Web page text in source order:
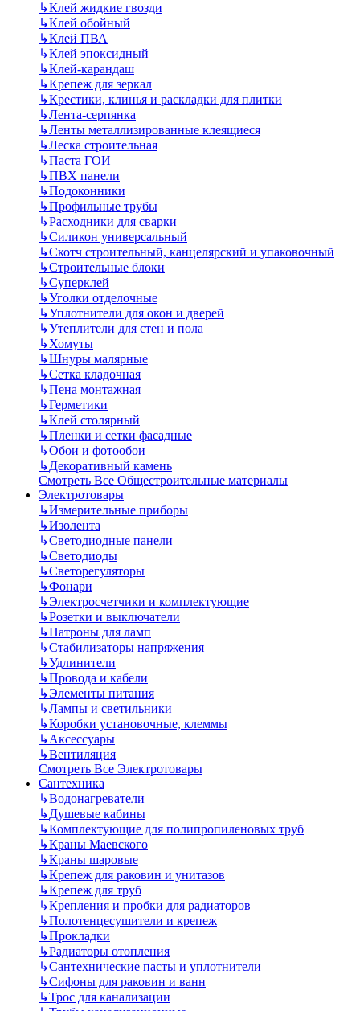
↳Клей жидкие гвозди
↳Клей обойный
↳Клей ПВА
↳Клей эпоксидный
↳Клей-карандаш
↳Крепеж для зеркал
↳Крестики, клинья и раскладки для плитки
↳Лента-серпянка
↳Ленты металлизированные клеящиеся
↳Леска строительная
↳Паста ГОИ
↳ПВХ панели
↳Подоконники
↳Профильные трубы
↳Расходники для сварки
↳Силикон универсальный
↳Скотч строительный, канцелярский и упаковочный
↳Строительные блоки
↳Суперклей
↳Уголки отделочные
↳Уплотнители для окон и дверей
↳Утеплители для стен и пола
↳Хомуты
↳Шнуры малярные
↳Сетка кладочная
↳Пена монтажная
↳Герметики
↳Клей столярный
↳Пленки и сетки фасадные
↳Обои и фотообои
↳Декоративный камень
Смотреть Все Общестроительные материалы
Электротовары
↳Измерительные приборы
↳Изолента
↳Светодиодные панели
↳Светодиоды
↳Светорегуляторы
↳Фонари
↳Электросчетчики и комплектующие
↳Розетки и выключатели
↳Патроны для ламп
↳Стабилизаторы напряжения
↳Удлинители
↳Провода и кабели
↳Элементы питания
↳Лампы и светильники
↳Коробки установочные, клеммы
↳Аксессуары
↳Вентиляция
Смотреть Все Электротовары
Сантехника
↳Водонагреватели
↳Душевые кабины
↳Комплектующие для полипропиленовых труб
↳Краны Маевского
↳Краны шаровые
↳Крепеж для раковин и унитазов
↳Крепеж для труб
↳Крепления и пробки для радиаторов
↳Полотенцесушители и крепеж
↳Прокладки
↳Радиаторы отопления
↳Сантехнические пасты и уплотнители
↳Сифоны для раковин и ванн
↳Трос для канализации